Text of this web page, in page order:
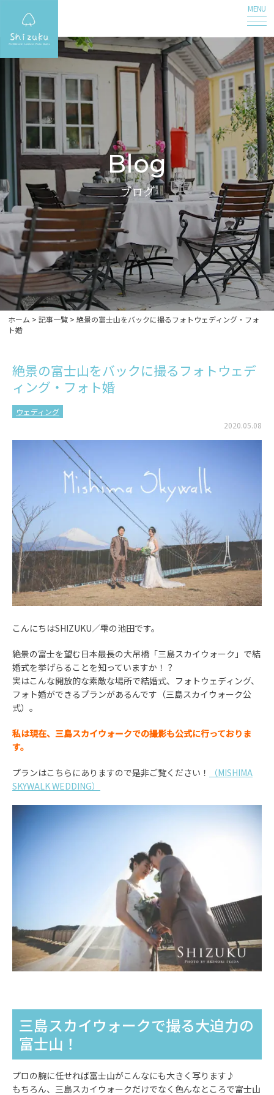
MENU
Blog
ブログ
ホーム >記事一覧 >絶景の富士山をバックに撮るフォトウェディング・フォ
ト婚
絶景の富士山をバックに撮るフォトウェデ
ィング・フォト婚
ウェディング
2020.05.08
こんにちはSHIZUKU／雫の池田です。
絶景の富士を望む日本最長の大吊橋「三島スカイウォーク」で結
婚式を挙げらることを知っていますか！？
実はこんな開放的な素敵な場所で結婚式、フォトウェディング、
フォト婚ができるプランがあるんです（三島スカイウォーク公
式）。
私は現在、三島スカイウォークでの撮影も公式に行っておりま
す。
プランはこちらにありますので是非ご覧ください！
（MISHIMA
SKYWALK WEDDING）
三島スカイウォークで撮る大迫力の
富士山！
プロの腕に任せれば富士山がこんなにも大きく写ります♪
もちろん、三島スカイウォークだけでなく色んなところで富士山